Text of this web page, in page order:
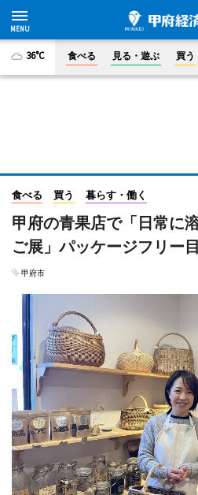
36°C 食べる 見る・遊ぶ 買う
食べる 買う 暮らす・働く
甲府の青果店で「日常に
ご展」パッケージフリー
甲府市